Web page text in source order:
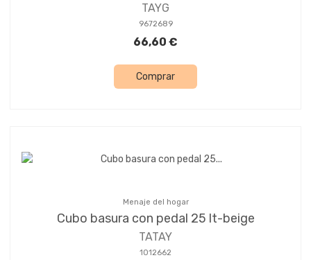
TAYG
9672689
66,60 €
Comprar
Menaje del hogar
Cubo basura con pedal 25 lt-beige
TATAY
1012662